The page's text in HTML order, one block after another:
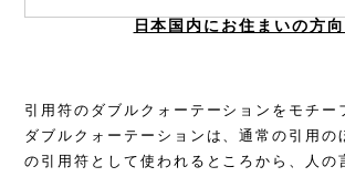
日本国内にお住まいの方
引用符のダブルクォーテーションをモチー
ダブルクォーテーションは、通常の引用の
の引用符として使われるところから、人の